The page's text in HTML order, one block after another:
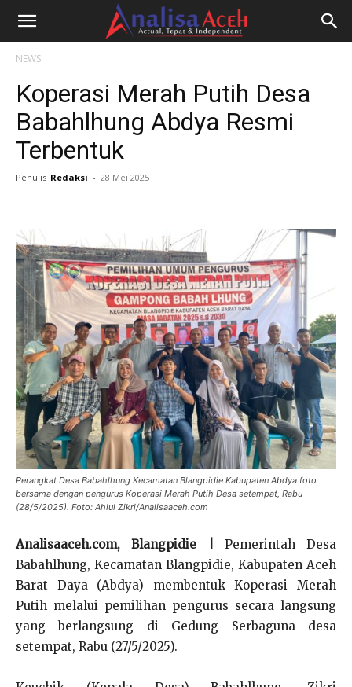
NEWS
Koperasi Merah Putih Desa
Babahlhung Abdya Resmi
Terbentuk
Penulis Redaksi - 28 Mei 2025
Perangkat Desa Babahlhung Kecamatan Blangpidie Kabupaten Abdya foto
bersama dengan pengurus Koperasi Merah Putih Desa setempat, Rabu
(28/5/2025). Foto: Ahlul Zikri/Analisaaceh.com
Analisaaceh.com, Blangpidie |
Pemerintah Desa
Babahlhung, Kecamatan Blangpidie, Kabupaten Aceh
Barat Daya (Abdya) membentuk Koperasi Merah
Putih melalui pemilihan pengurus secara langsung
yang berlangsung di Gedung Serbaguna desa
setempat, Rabu (27/5/2025).